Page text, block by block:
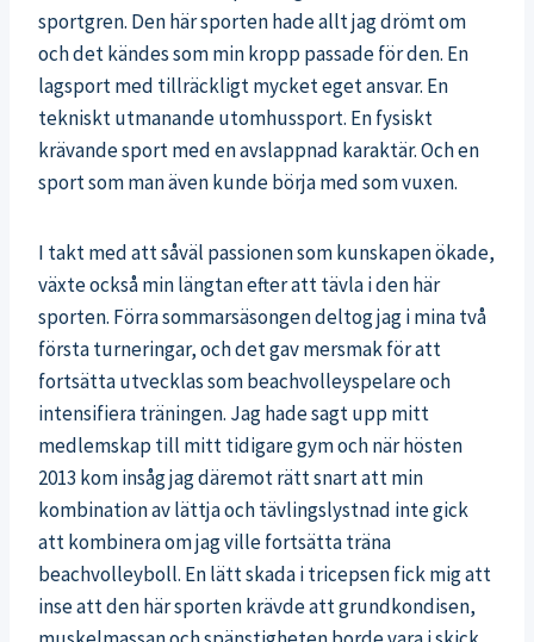
sportgren. Den här sporten hade allt jag drömt om
och det kändes som min kropp passade för den. En
lagsport med tillräckligt mycket eget ansvar. En
tekniskt utmanande utomhussport. En fysiskt
krävande sport med en avslappnad karaktär. Och en
sport som man även kunde börja med som vuxen.
I takt med att såväl passionen som kunskapen ökade,
växte också min längtan efter att tävla i den här
sporten. Förra sommarsäsongen deltog jag i mina två
första turneringar, och det gav mersmak för att
fortsätta utvecklas som beachvolleyspelare och
intensifiera träningen. Jag hade sagt upp mitt
medlemskap till mitt tidigare gym och när hösten
2013 kom insåg jag däremot rätt snart att min
kombination av lättja och tävlingslystnad inte gick
att kombinera om jag ville fortsätta träna
beachvolleyboll. En lätt skada i tricepsen fick mig att
inse att den här sporten krävde att grundkondisen,